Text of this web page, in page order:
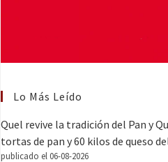
Lo Más Leído
Quel revive la tradición del Pan y
tortas de pan y 60 kilos de queso
publicado el 06-08-2026